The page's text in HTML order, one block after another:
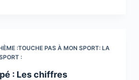
:TOUCHE PAS À MON SPORT: LA
:
: Les chiffres